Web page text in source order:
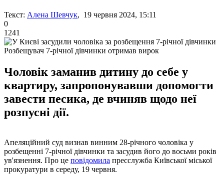
Текст: Алена Шевчук, 19 червня 2024, 15:11
0
1241
Розбещувач 7-річної дівчинки отримав вирок
Чоловік заманив дитину до себе у
квартиру, запропонувавши допомогти
завести песика, де вчиняв щодо неї
розпусні дії.
Апеляційний суд визнав винним 28-річного чоловіка у
розбещенні 7-річної дівчинки та засудив його до восьми років
ув'язнення. Про це повідомила пресслужба Київської міської
прокуратури в середу, 19 червня.